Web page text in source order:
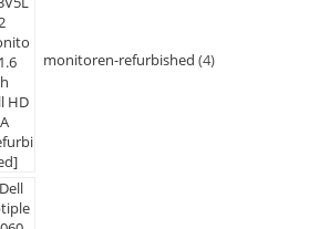
monitoren-refurbished 4